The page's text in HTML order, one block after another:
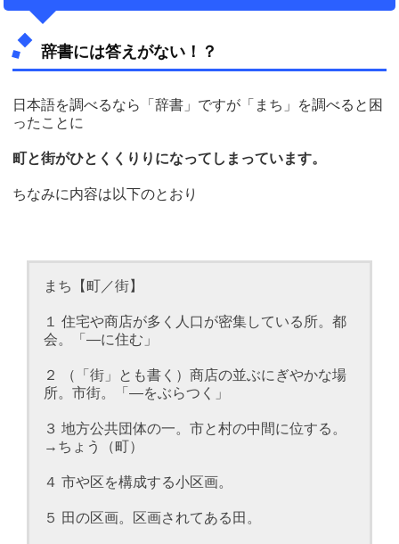
辞書には答えがない！？
日本語を調べるなら「辞書」ですが「まち」を調べると困
ったことに
町と街がひとくくりりになってしまっています。
ちなみに内容は以下のとおり
まち【町／街】
１ 住宅や商店が多く人口が密集している所。都
会。「―に住む」
２ （「街」とも書く）商店の並ぶにぎやかな場
所。市街。「―をぶらつく」
３ 地方公共団体の一。市と村の中間に位する。
→ちょう（町）
４ 市や区を構成する小区画。
５ 田の区画。区画されてある田。